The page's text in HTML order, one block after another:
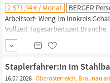
2.571,94 € / Monat BERGER
Arbeitsort: Weng im Innkreis
Vollzeit Tagesarbeitszeit
Gewerbe Arbeitsbeginn: ab sofort
Griff? Für einen renommierten
für den
Warentransport.
Staplerfahrer:in im
16.07.2026 Oberösterreich, Braunau